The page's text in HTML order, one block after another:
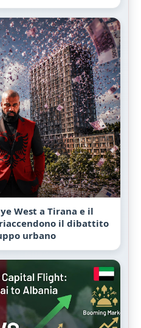
West a Tirana e il
il dibattito
urbano